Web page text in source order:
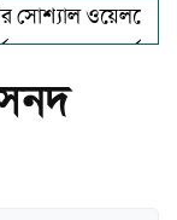
ওয়েলফেয়ার
বর্জন করে